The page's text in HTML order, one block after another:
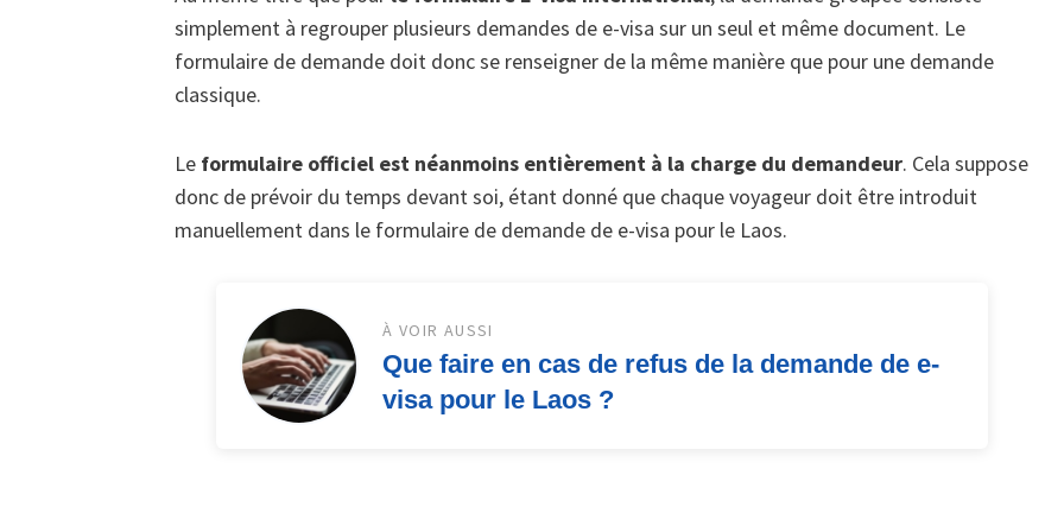
simplement à regrouper plusieurs demandes de e-visa sur un seul et même document. Le
formulaire de demande doit donc se renseigner de la même manière que pour une demande
classique.
Le formulaire officiel est néanmoins entièrement à la charge du demandeur. Cela suppose
donc de prévoir du temps devant soi, étant donné que chaque voyageur doit être introduit
manuellement dans le formulaire de demande de e-visa pour le Laos.
À VOIR AUSSI
Que faire en cas de refus de la demande de e-
visa pour le Laos ?